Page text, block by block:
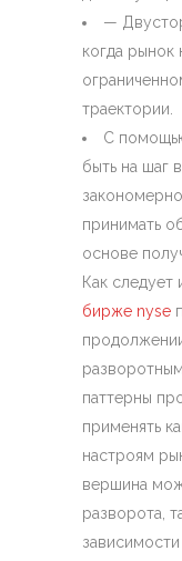
—
когда рынок
траектории.
С
быть на шаг
принимать
основе
Как следует
бирже nyse
паттерны
применять
настроям
вершина
разворота,